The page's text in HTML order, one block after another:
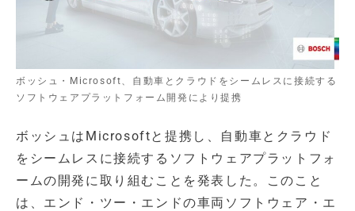
ボッシュ・Microsoft、自動車とクラウドをシームレスに接続する
ソフトウェアプラットフォーム開発により提携
ボッシュはMicrosoftと提携し、自動車とクラウド
をシームレスに接続するソフトウェアプラットフォ
ームの開発に取り組むことを発表した。このこと
は、エンド・ツー・エンドの車両ソフトウェア・エ